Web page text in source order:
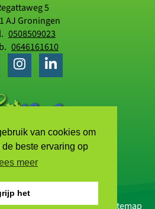
van cookies om
beste ervaring op
meer
het
5
AJGroningen
0508509023
0646161610
Noord |Privacyverklaring Sitemap